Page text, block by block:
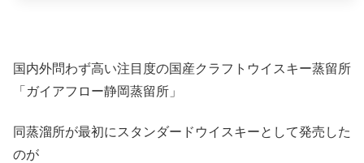
国内外問わず高い注目度の国産クラフトウイスキー蒸留所
「ガイアフロー静岡蒸留所」
同蒸溜所が最初にスタンダードウイスキーとして発売した
のが